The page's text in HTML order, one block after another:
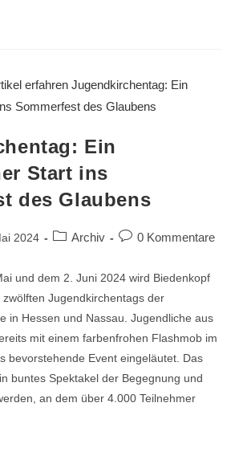
Ein
Start ins
des Glaubens
2024 Archiv 0 Kommentare
und dem 2. Juni 2024 wird Biedenkopf
Jugendkirchentags der
in Hessen und Nassau. Jugendliche aus
mit einem farbenfrohen Flashmob im
bevorstehende Event eingeläutet. Das
buntes Spektakel der Begegnung und
an dem über 4.000 Teilnehmer